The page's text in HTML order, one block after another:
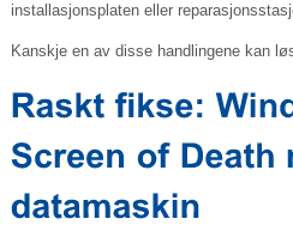
installasjonsplaten eller
Kanskje en av disse handlingene kan